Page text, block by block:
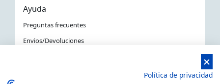
Ayuda
Preguntas frecuentes
Envios/Devoluciones
Política de privacidad